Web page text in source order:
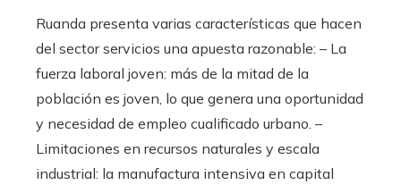
Ruanda presenta varias características que hacen
del sector servicios una apuesta razonable: – La
fuerza laboral joven: más de la mitad de la
población es joven, lo que genera una oportunidad
y necesidad de empleo cualificado urbano. –
Limitaciones en recursos naturales y escala
industrial: la manufactura intensiva en capital